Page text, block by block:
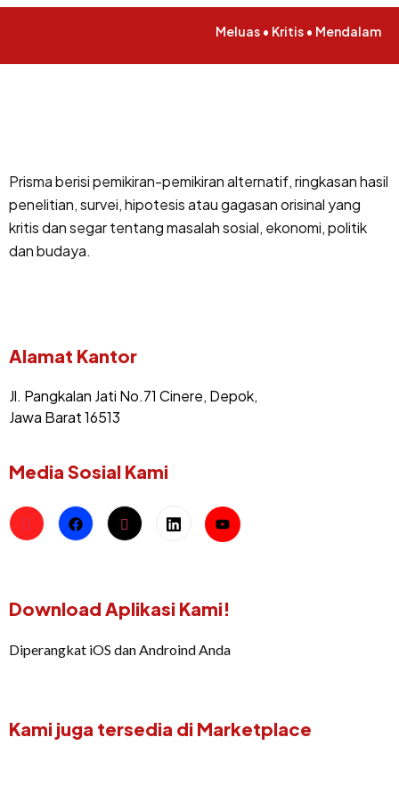
Meluas • Kritis • Mendalam
Prisma berisi pemikiran-pemikiran alternatif, ringkasan hasil
penelitian, survei, hipotesis atau gagasan orisinal yang
kritis dan segar tentang masalah sosial, ekonomi, politik
dan budaya.
Alamat Kantor
Jl. Pangkalan Jati No.71 Cinere, Depok,
Jawa Barat 16513
Media Sosial Kami
Download Aplikasi Kami!
Diperangkat iOS dan Androind Anda
Kami juga tersedia di Marketplace